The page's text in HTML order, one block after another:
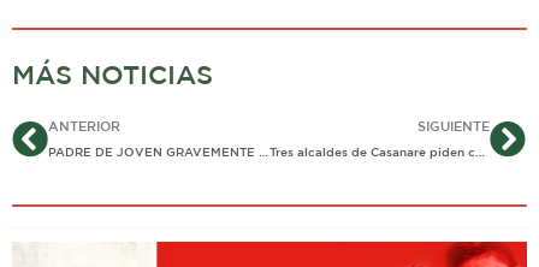
MÁS NOTICIAS
AntANTERIOR SIGUIENTE